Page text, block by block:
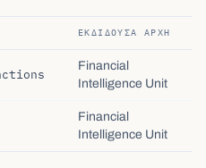
ΕΚΔΊΔΟΥΣΑ ΑΡΧΉ
Financial
Intelligence Unit
Financial
Intelligence Unit